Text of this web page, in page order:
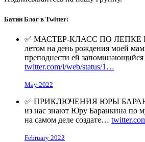
Батин Блог в Twitter:
✅ МАСТЕР-КЛАСС ПО ЛЕПКЕ
летом на день рождения моей
преподнести ей
twitter.com/i/web/status/1…
May 2022
✅ ПРИКЛЮЧЕНИЯ ЮРЫ
из нас знают Юру Баранкина по
на самом деле создате…
February 2022